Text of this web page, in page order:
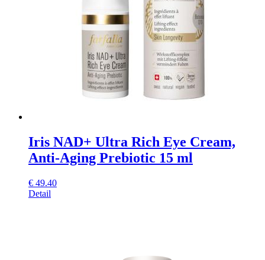
Iris NAD+ Ultra Rich Eye Cream,
Anti-Aging Prebiotic 15 ml
€ 49.40
Detail